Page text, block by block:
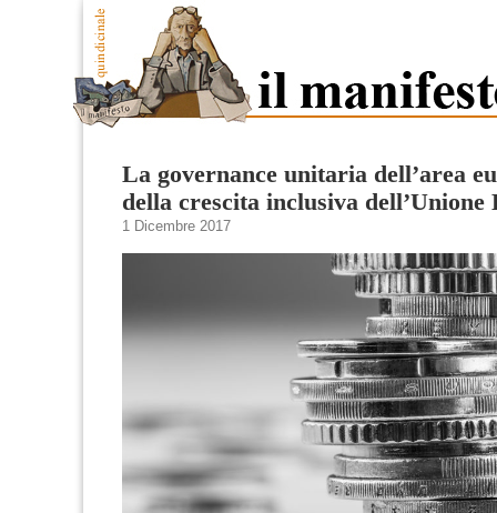
La governance unitaria dell’area
della crescita inclusiva dell’Unione
1 Dicembre 2017